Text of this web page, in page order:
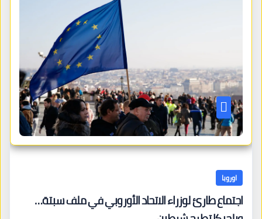
اوروبا
اجتماع طارئ لوزراء الاتحاد الأوروبي في ملف سبتة…